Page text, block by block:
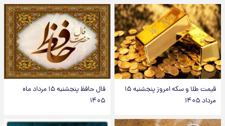
قیمت طلا و سکه امروز پنجشنبه ۱۵
مرداد ۱۴۰۵
فال حافظ پنجشنبه ۱۵ مرداد ماه
۱۴۰۵